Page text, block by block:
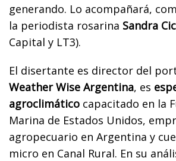
generando. Lo acompañará,
la periodista rosarina Sandra
Capital y LT3).
El disertante es director del
Weather Wise Argentina, es
agroclimático capacitado en la
Marina de Estados Unidos,
agropecuario en Argentina y
micro en Canal Rural. En su